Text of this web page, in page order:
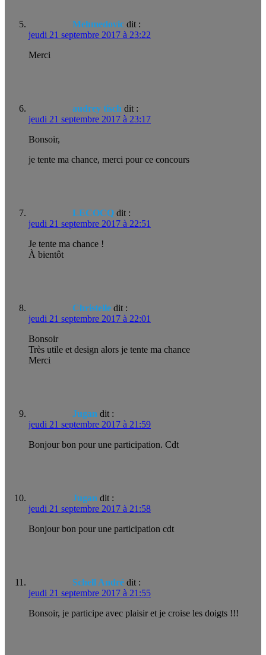
Mehmedovic dit :
jeudi 21 septembre 2017 à 23:22
Merci
audrey tisch dit :
jeudi 21 septembre 2017 à 23:17
Bonsoir,
je tente ma chance, merci pour ce concours
LECOCQ dit :
jeudi 21 septembre 2017 à 22:51
Je tente ma chance !
À bientôt
Christelle dit :
jeudi 21 septembre 2017 à 22:01
Bonsoir
Très utile et design alors je tente ma chance
Merci
Jugan dit :
jeudi 21 septembre 2017 à 21:59
Bonjour bon pour une participation. Cdt
Jugan dit :
jeudi 21 septembre 2017 à 21:58
Bonjour bon pour une participation cdt
Schell André dit :
jeudi 21 septembre 2017 à 21:55
Bonsoir, je participe avec plaisir et je croise les doigts !!!